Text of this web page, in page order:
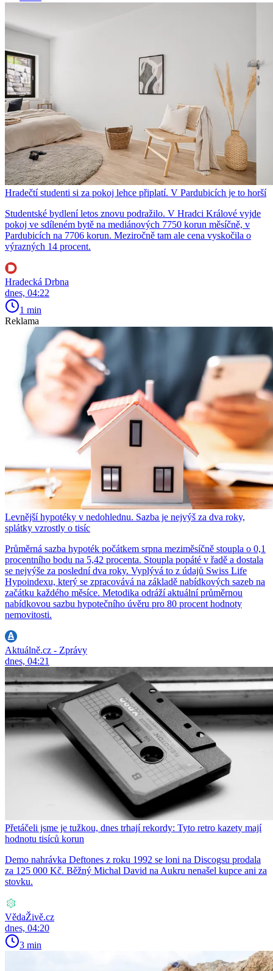
Hradečtí studenti si za pokoj lehce připlatí. V Pardubicích je to horší
Studentské bydlení letos znovu podražilo. V Hradci Králové vyjde
pokoj ve sdíleném bytě na mediánových 7750 korun měsíčně, v
Pardubicích na 7706 korun. Meziročně tam ale cena vyskočila o
výrazných 14 procent.
Hradecká Drbna
dnes, 04:22
1 min
Reklama
Levnější hypotéky v nedohlednu. Sazba je nejvýš za dva roky,
splátky vzrostly o tisíc
Průměrná sazba hypoték počátkem srpna meziměsíčně stoupla o 0,1
procentního bodu na 5,42 procenta. Stoupla popáté v řadě a dostala
se nejvýše za poslední dva roky. Vyplývá to z údajů Swiss Life
Hypoindexu, který se zpracovává na základě nabídkových sazeb na
začátku každého měsíce. Metodika odráží aktuální průměrnou
nabídkovou sazbu hypotečního úvěru pro 80 procent hodnoty
nemovitosti.
Aktuálně.cz - Zprávy
dnes, 04:21
Přetáčeli jsme je tužkou, dnes trhají rekordy: Tyto retro kazety mají
hodnotu tisíců korun
Demo nahrávka Deftones z roku 1992 se loni na Discogsu prodala
za 125 000 Kč. Běžný Michal David na Aukru nenašel kupce ani za
stovku.
VědaŽivě.cz
dnes, 04:20
3 min